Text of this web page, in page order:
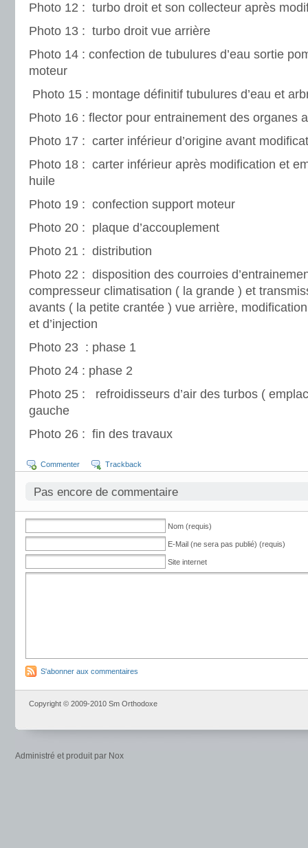
Photo 12 : turbo droit et son collecteur après
Photo 13 : turbo droit vue arrière
Photo 14 : confection de tubulures d’eau sortie
moteur
Photo 15 : montage définitif tubulures d’eau et
Photo 16 : flector pour entrainement des organes
Photo 17 : carter inférieur d’origine avant
Photo 18 : carter inférieur après modification et
huile
Photo 19 : confection support moteur
Photo 20 : plaque d’accouplement
Photo 21 : distribution
Photo 22 : disposition des courroies
compresseur climatisation ( la grande ) et
avants ( la petite crantée ) vue arrière,
et d’injection
Photo 23 : phase 1
Photo 24 : phase 2
Photo 25 : refroidisseurs d’air des turbos (
gauche
Photo 26 : fin des travaux
Commenter Trackback
Pas encore de commentaire
Nom (requis)
E-Mail (ne sera pas publié) (requis)
Site internet
S'abonner aux commentaires
Copyright © 2009-2010 Sm Orthodoxe
Administré et produit par Nox